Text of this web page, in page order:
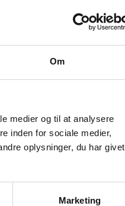
Om
medier og til at analysere
inden for sociale medier,
oplysninger, du har givet
Marketing